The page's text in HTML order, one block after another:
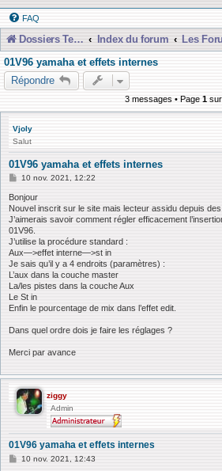
FAQ
Dossiers Techniques Index du forum
01V96 yamaha et effets internes
Répondre
3 messages • Page 1 sur
Vjoly
Salut
01V96 yamaha et effets internes
M
s
s
a
g
e
10 nov. 2021, 12:22
Bonjour
Nouvel inscrit sur le site mais lecteur assidu depuis des
J’aimerais savoir comment régler efficacement
01V96.
J’utilise la procédure standard :
Aux—>effet interne—>st in
Je sais qu’il y a 4 endroits (paramètres) :
L’aux dans la couche master
La/les pistes dans la couche Aux
Le St in
Enfin le pourcentage de mix dans l’effet edit.
Dans quel ordre dois je faire les réglages ?
Merci par avance
ziggy
Admin
01V96 yamaha et effets internes
M10 nov. 2021, 12:43